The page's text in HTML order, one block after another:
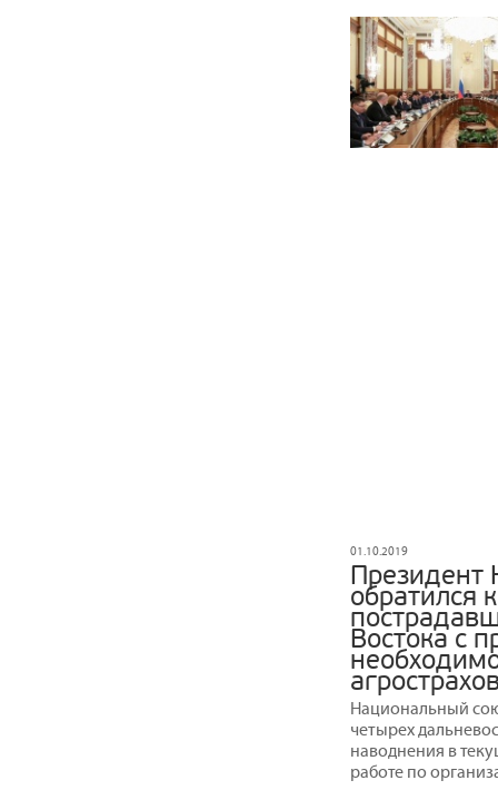
01.10.2019
обратился
Востока с
Национальный
четырех
наводнения в
работе по